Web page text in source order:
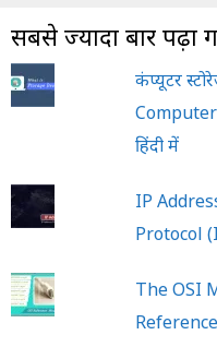
सबसे ज्यादा बार पढ़ा
कंप्यूटर
हिंदी में
IP
Protocol
The OSI